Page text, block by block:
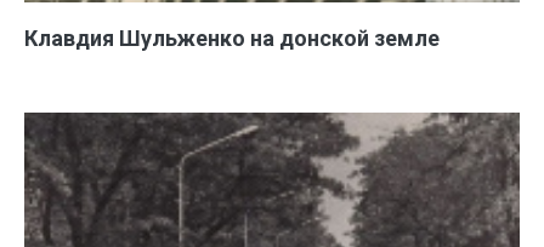
Клавдия Шульженко на донской земле